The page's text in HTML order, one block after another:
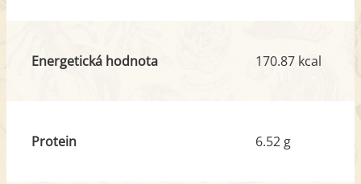
Energetická hodnota 170.87 kcal
Protein 6.52 g